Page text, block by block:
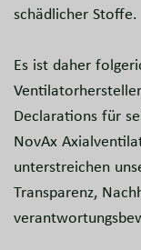
schädlicher Stoffe.
Es ist daher
Declarations für
NovAx
unterstreichen
Transparenz,